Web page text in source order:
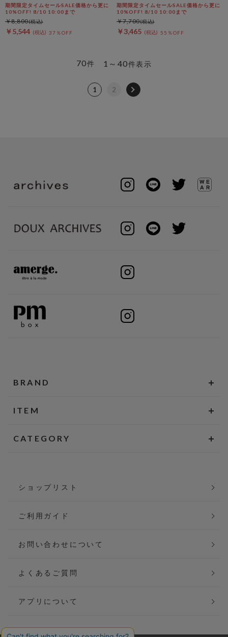
期間限定タイムセールSALE価格から更に
10%OFF! 8/10 10:00まで
￥5,544 37％OFF
￥8,800
期間限定タイムセールSALE価格から更に
10%OFF! 8/10 10:00まで
￥3,465 55％OFF
￥7,700
1～40件表示
70件
1 2
BRAND
ITEM
CATEGORY
ショップリスト
ご利用ガイド
お問い合わせについて
よくあるご質問
アプリについて